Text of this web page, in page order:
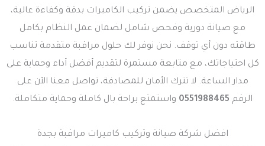
الرياض المتخصص يضمن تركيب الكاميرات بدقة وكفاءة عالية،
مع صيانة دورية وفحص شامل لضمان عمل النظام بكامل
طاقته دون أي توقف. نحن نوفر لك حلول مراقبة متقدمة تناسب
كل احتياجاتك، مع متابعة مستمرة لتقديم أفضل أداء وحماية على
مدار الساعة. لا تترك الأمان للمصادفة، تواصل معنا الآن على
الرقم 0551988465 واستمتع براحة بال كاملة وحماية متكاملة.
افضل شركة صيانة وتركيب كاميرات مراقبة بجدة